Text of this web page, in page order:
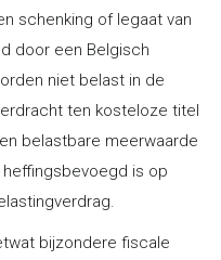
schenking of legaat van
door een Belgisch
niet belast in de
ten kosteloze titel
belastbare meerwaarde
heffingsbevoegd is op
bijzondere fiscale